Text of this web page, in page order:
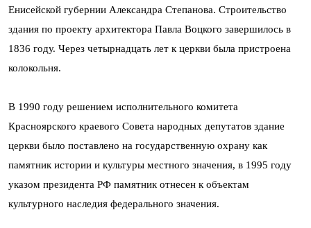
Енисейской губернии Александра Степанова. Строительство
здания по проекту архитектора Павла Воцкого завершилось в
1836 году. Через четырнадцать лет к церкви была пристроена
колокольня.
В 1990 году решением исполнительного комитета
Красноярского краевого Совета народных депутатов здание
церкви было поставлено на государственную охрану как
памятник истории и культуры местного значения, в 1995 году
указом президента РФ памятник отнесен к объектам
культурного наследия федерального значения.